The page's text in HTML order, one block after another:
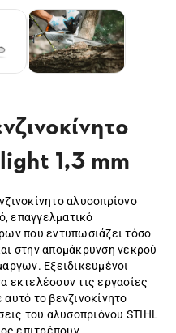
1,3 mm
αλυσοπρίονο
επαγγελματικό
που εντυπωσιάζει τόσο
στην απομάκρυνση νεκρού
Εξειδικευμένοι
εκτελέσουν τις εργασίες
το βενζινοκίνητο
του αλυσοπριόνου STIHL